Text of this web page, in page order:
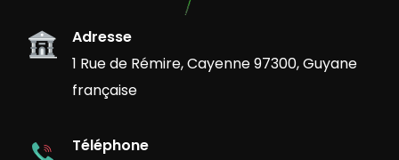
Adresse
1 Rue de Rémire, Cayenne 97300, Guyane
française
Téléphone